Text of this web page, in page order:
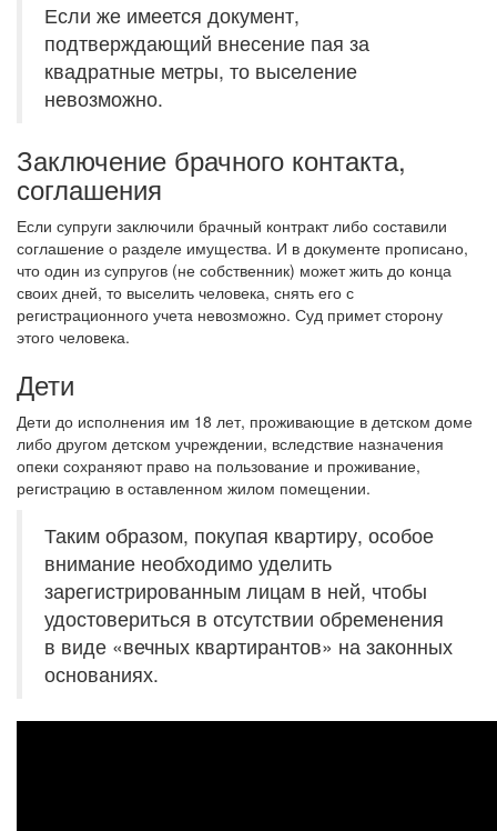
Если же имеется документ,
подтверждающий внесение пая за
квадратные метры, то выселение
невозможно.
Заключение брачного контакта,
соглашения
Если супруги заключили брачный контракт либо составили
соглашение о разделе имущества. И в документе прописано,
что один из супругов (не собственник) может жить до конца
своих дней, то выселить человека, снять его с
регистрационного учета невозможно. Суд примет сторону
этого человека.
Дети
Дети до исполнения им 18 лет, проживающие в детском доме
либо другом детском учреждении, вследствие назначения
опеки сохраняют право на пользование и проживание,
регистрацию в оставленном жилом помещении.
Таким образом, покупая квартиру, особое
внимание необходимо уделить
зарегистрированным лицам в ней, чтобы
удостовериться в отсутствии обременения
в виде «вечных квартирантов» на законных
основаниях.